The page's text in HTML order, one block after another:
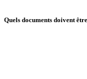
Quels documents doivent